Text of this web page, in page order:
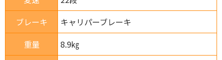
ブレーキ
キャリパーブレーキ
重量
8.9㎏